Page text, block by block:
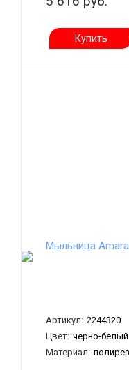
Купить
Мыльница
Артикул: 2244320
Цвет: черно-белый
Материал: